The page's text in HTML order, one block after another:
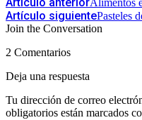
Alimentos
Artículo siguientePasteles
Join the Conversation
2 Comentarios
Deja una respuesta
Tu dirección de correo
obligatorios están marcados